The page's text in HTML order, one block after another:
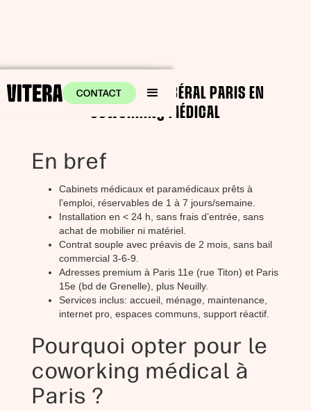
CONTACT
LOCATION CABINET LIBÉRAL PARIS EN
COWORKING MÉDICAL
En bref
Cabinets médicaux et paramédicaux prêts à
l’emploi, réservables de 1 à 7 jours/semaine.
Installation en < 24 h, sans frais d’entrée, sans
achat de mobilier ni matériel.
Contrat souple avec préavis de 2 mois, sans bail
commercial 3-6-9.
Adresses premium à Paris 11e (rue Titon) et Paris
15e (bd de Grenelle), plus Neuilly.
Services inclus: accueil, ménage, maintenance,
internet pro, espaces communs, support réactif.
Pourquoi opter pour le
coworking médical à
Paris ?